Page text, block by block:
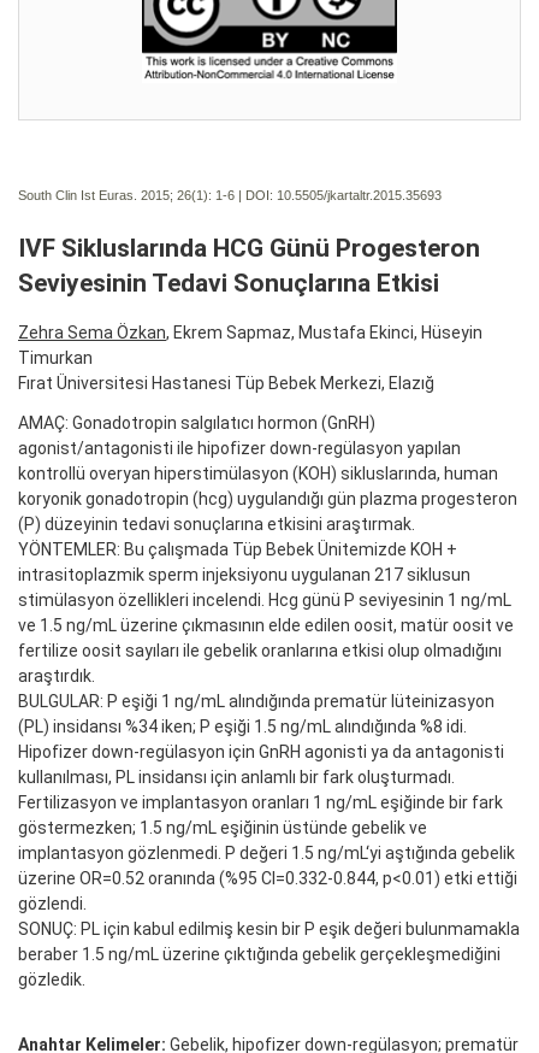
South Clin Ist Euras. 2015; 26(1): 1-6 | DOI: 10.5505/jkartaltr.2015.35693
IVF Sikluslarında HCG Günü Progesteron
Seviyesinin Tedavi Sonuçlarına Etkisi
Zehra Sema Özkan, Ekrem Sapmaz, Mustafa Ekinci, Hüseyin
Timurkan
Fırat Üniversitesi Hastanesi Tüp Bebek Merkezi, Elazığ
AMAÇ: Gonadotropin salgılatıcı hormon (GnRH)
agonist/antagonisti ile hipofizer down-regülasyon yapılan
kontrollü overyan hiperstimülasyon (KOH) sikluslarında, human
koryonik gonadotropin (hcg) uygulandığı gün plazma progesteron
(P) düzeyinin tedavi sonuçlarına etkisini araştırmak.
YÖNTEMLER: Bu çalışmada Tüp Bebek Ünitemizde KOH +
intrasitoplazmik sperm injeksiyonu uygulanan 217 siklusun
stimülasyon özellikleri incelendi. Hcg günü P seviyesinin 1 ng/mL
ve 1.5 ng/mL üzerine çıkmasının elde edilen oosit, matür oosit ve
fertilize oosit sayıları ile gebelik oranlarına etkisi olup olmadığını
araştırdık.
BULGULAR: P eşiği 1 ng/mL alındığında prematür lüteinizasyon
(PL) insidansı %34 iken; P eşiği 1.5 ng/mL alındığında %8 idi.
Hipofizer down-regülasyon için GnRH agonisti ya da antagonisti
kullanılması, PL insidansı için anlamlı bir fark oluşturmadı.
Fertilizasyon ve implantasyon oranları 1 ng/mL eşiğinde bir fark
göstermezken; 1.5 ng/mL eşiğinin üstünde gebelik ve
implantasyon gözlenmedi. P değeri 1.5 ng/mL‘yi aştığında gebelik
üzerine OR=0.52 oranında (%95 CI=0.332-0.844, p<0.01) etki ettiği
gözlendi.
SONUÇ: PL için kabul edilmiş kesin bir P eşik değeri bulunmamakla
beraber 1.5 ng/mL üzerine çıktığında gebelik gerçekleşmediğini
gözledik.
Anahtar Kelimeler: Gebelik, hipofizer down-regülasyon; prematür